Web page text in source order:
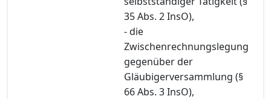
35 Abs. 2 InsO),
- die
Zwischenrechnungslegung
gegenüber der
Gläubigerversammlung (§
66 Abs. 3 InsO),